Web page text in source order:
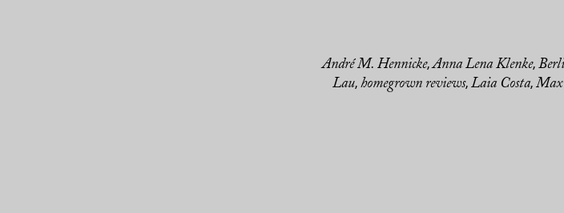
André M. Hennicke,Anna Lena Klenke,
Lau, homegrown reviews, Laia Costa,